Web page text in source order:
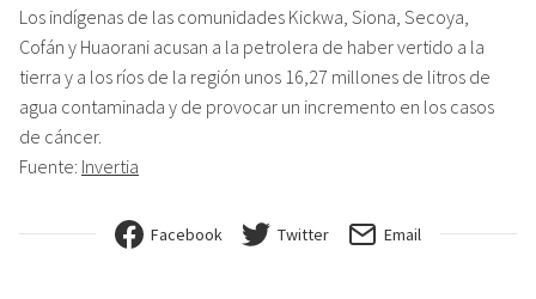
Los indígenas de las comunidades Kickwa, Siona, Secoya,
Cofán y Huaorani acusan a la petrolera de haber vertido a la
tierra y a los ríos de la región unos 16,27 millones de litros de
agua contaminada y de provocar un incremento en los casos
de cáncer.
Fuente: Invertia
Facebook Twitter Email